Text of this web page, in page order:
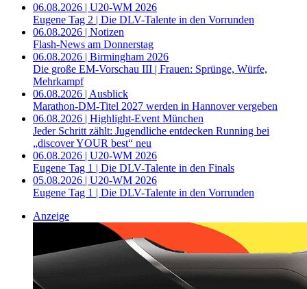
06.08.2026 | U20-WM 2026
Eugene Tag 2 | Die DLV-Talente in den Vorrunden
06.08.2026 | Notizen
Flash-News am Donnerstag
06.08.2026 | Birmingham 2026
Die große EM-Vorschau III | Frauen: Sprünge, Würfe,
Mehrkampf
06.08.2026 | Ausblick
Marathon-DM-Titel 2027 werden in Hannover vergeben
06.08.2026 | Highlight-Event München
Jeder Schritt zählt: Jugendliche entdecken Running bei
„discover YOUR best“ neu
06.08.2026 | U20-WM 2026
Eugene Tag 1 | Die DLV-Talente in den Finals
05.08.2026 | U20-WM 2026
Eugene Tag 1 | Die DLV-Talente in den Vorrunden
Anzeige